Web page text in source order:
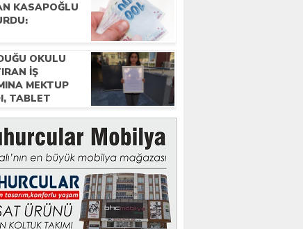
KASAPOĞLU
OKULU
IŞ
MEKTUP
TABLET